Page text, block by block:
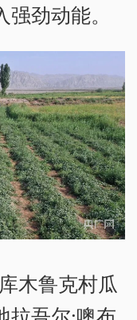
劲动能。
木鲁克村瓜